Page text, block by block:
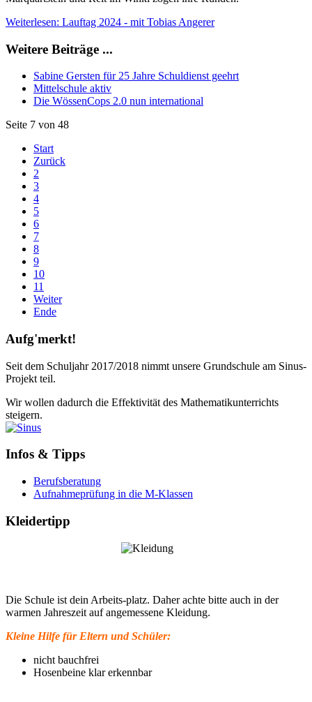
Weiterlesen: Lauftag 2024 - mit Tobias Angerer
Weitere Beiträge ...
Sabine Gersten für 25 Jahre Schuldienst geehrt
Mittelschule aktiv
Die WössenCops 2.0 nun international
Seite 7 von 48
Start
Zurück
2
3
4
5
6
7
8
9
10
11
Weiter
Ende
Aufg'merkt!
Seit dem Schuljahr 2017/2018 nimmt unsere Grundschule am Sinus-
Projekt teil.
Wir wollen dadurch die Effektivität des Mathematikunterrichts
steigern.
Infos & Tipps
Berufsberatung
Aufnahmeprüfung in die M-Klassen
Kleidertipp
Die Schule ist dein Arbeits-platz. Daher achte bitte auch in der
warmen Jahreszeit auf angemessene Kleidung.
Kleine Hilfe für Eltern und Schüler:
nicht bauchfrei
Hosenbeine klar erkennbar